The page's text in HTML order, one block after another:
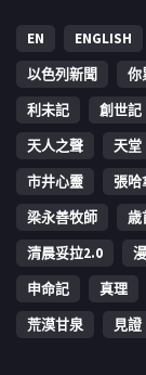
EN ENGLISH
以色列新聞
你
利未記
創世記
天人之聲
天堂
市井心靈
張哈
梁永善牧師
歳
清晨妥拉2.0
申命記
真理
荒漠甘泉
見證